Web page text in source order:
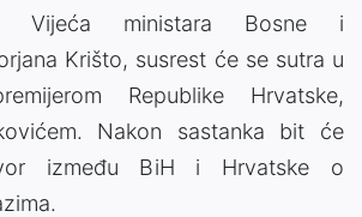
Vijeća ministara Bosne i
Krišto, susrest će se sutra u
Republike Hrvatske,
Nakon sastanka bit će
između BiH i Hrvatske o